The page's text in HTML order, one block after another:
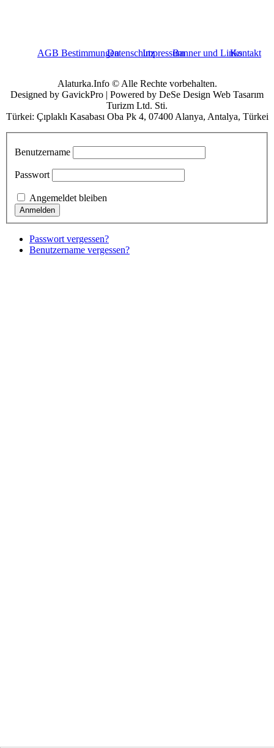
AGB BestimmungenDatenschutzImpressumBanner und LinksKontakt
Alaturka.Info © Alle Rechte vorbehalten.
Designed by GavickPro | Powered by DeSe Design Web Tasarım
Turizm Ltd. Sti.
Türkei: Çıplaklı Kasabası Oba Pk 4, 07400 Alanya, Antalya, Türkei
Benutzername
Passwort
Angemeldet bleiben
Passwort vergessen?
Benutzername vergessen?